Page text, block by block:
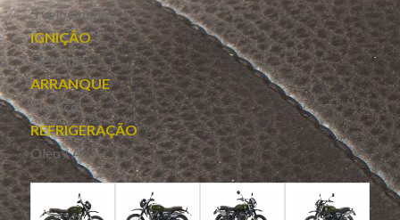
5 velocidades
IGNIÇÃO
Eletrónica
ARRANQUE
Elétrico
REFRIGERAÇÃO
Óleo / Ar